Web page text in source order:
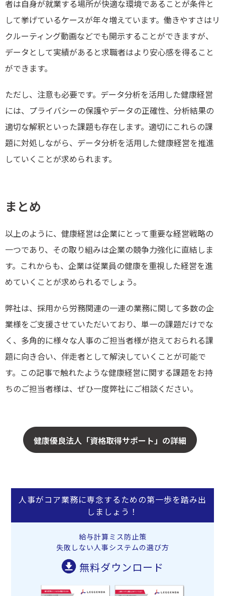
者は自身が就業する場所が快適な環境であることが条件と
して挙げているケースが年々増えています。働きやすさはリ
クルーティング動画などでも開示することができますが、
データとして実績があると求職者はより安心感を得ること
ができます。
ただし、注意も必要です。データ分析を活用した健康経営
には、プライバシーの保護やデータの正確性、分析結果の
適切な解釈といった課題も存在します。適切にこれらの課
題に対処しながら、データ分析を活用した健康経営を推進
していくことが求められます。
まとめ
以上のように、健康経営は企業にとって重要な経営戦略の
一つであり、その取り組みは企業の競争力強化に直結しま
す。これからも、企業は従業員の健康を重視した経営を進
めていくことが求められるでしょう。
弊社は、採用から労務関連の一連の業務に関して多数の企
業様をご支援させていただいており、単一の課題だけでな
く、多角的に様々な人事のご担当者様が抱えておられる課
題に向き合い、伴走者として解決していくことが可能で
す。この記事で触れたような健康経営に関する課題をお持
ちのご担当者様は、ぜひ一度弊社にご相談ください。
健康優良法人「資格取得サポート」の詳細
人事がコア業務に専念するための第一歩を踏み出
しましょう！
給与計算ミス防止策
失敗しない人事システムの選び方
無料ダウンロード